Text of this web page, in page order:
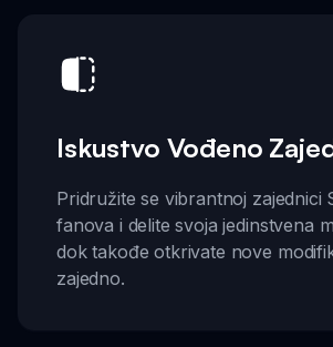
Iskustvo Vođeno
Pridružite se vibrantnoj zajednici
fanova i delite svoja jedinstvena
dok takođe otkrivate nove
zajedno.